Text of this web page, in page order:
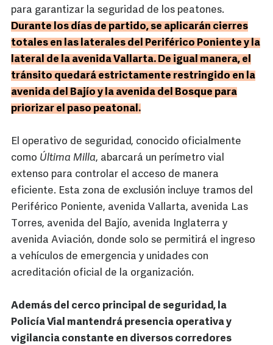
para garantizar la seguridad de los peatones.
Durante los días de partido, se aplicarán cierres
totales en las laterales del Periférico Poniente y la
lateral de la avenida Vallarta. De igual manera, el
tránsito quedará estrictamente restringido en la
avenida del Bajío y la avenida del Bosque para
priorizar el paso peatonal.
El operativo de seguridad, conocido oficialmente
como Última Milla, abarcará un perímetro vial
extenso para controlar el acceso de manera
eficiente. Esta zona de exclusión incluye tramos del
Periférico Poniente, avenida Vallarta, avenida Las
Torres, avenida del Bajío, avenida Inglaterra y
avenida Aviación, donde solo se permitirá el ingreso
a vehículos de emergencia y unidades con
acreditación oficial de la organización.
Además del cerco principal de seguridad, la
Policía Vial mantendrá presencia operativa y
vigilancia constante en diversos corredores